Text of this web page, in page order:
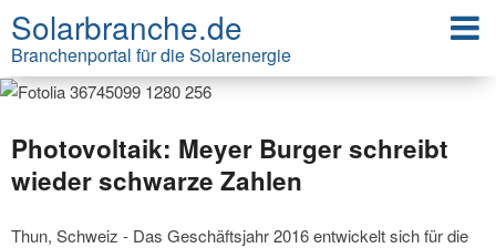
Solarbranche.de
Branchenportal für die Solarenergie
Photovoltaik: Meyer Burger schreibt
wieder schwarze Zahlen
Thun, Schweiz - Das Geschäftsjahr 2016 entwickelt sich für die